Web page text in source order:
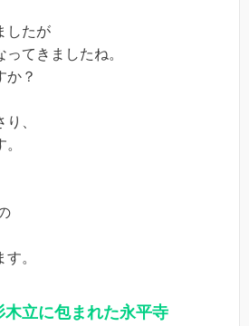
したが
てきましたね。
か？
、
。
木立に包まれた永平寺